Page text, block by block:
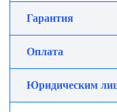
Гарантия
Оплата
Юридическим